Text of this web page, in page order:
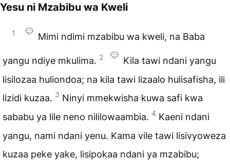
Yesu ni Mzabibu wa Kweli
1 Mimi ndimi mzabibu wa kweli, na Baba
yangu ndiye mkulima. 2
Kila tawi ndani yangu
lisilozaa huliondoa; na kila tawi lizaalo hulisafisha, ili
lizidi kuzaa. 3 Ninyi mmekwisha kuwa safi kwa
sababu ya lile neno nililowaambia. 4 Kaeni ndani
yangu, nami ndani yenu. Kama vile tawi lisivyoweza
kuzaa peke yake, lisipokaa ndani ya mzabibu;